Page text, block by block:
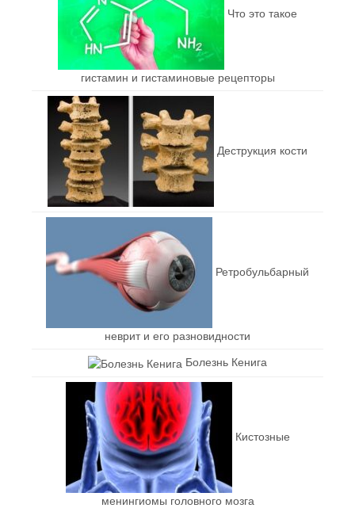
Что это такое
гистамин и гистаминовые рецепторы
Деструкция кости
Ретробульбарный
неврит и его разновидности
Болезнь Кенига
Кистозные
менингиомы головного мозга